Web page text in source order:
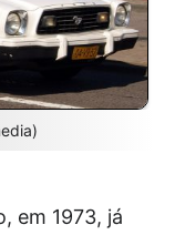
em 1973, já